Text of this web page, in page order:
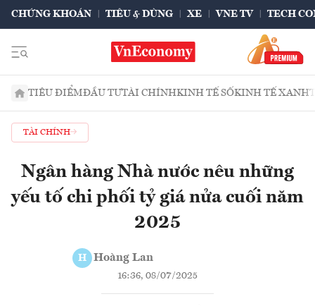
CHỨNG KHOÁN TIÊU & DÙNG XE VNE TV TECH
TIÊU ĐIỂMĐẦU TƯTÀI CHÍNHKINH TẾ SỐKINH TẾ XANH
TÀI CHÍNH
Ngân hàng Nhà nước nêu những
yếu tố chi phối tỷ giá nửa cuối năm
2025
H Hoàng Lan
16:36, 08/07/2025